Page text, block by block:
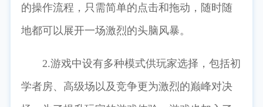
的操作流程，只需简单的点击和拖动，随时随
地都可以展开一场激烈的头脑风暴。
2.游戏中设有多种模式供玩家选择，包括初
学者房、高级场以及竞争更为激烈的巅峰对决